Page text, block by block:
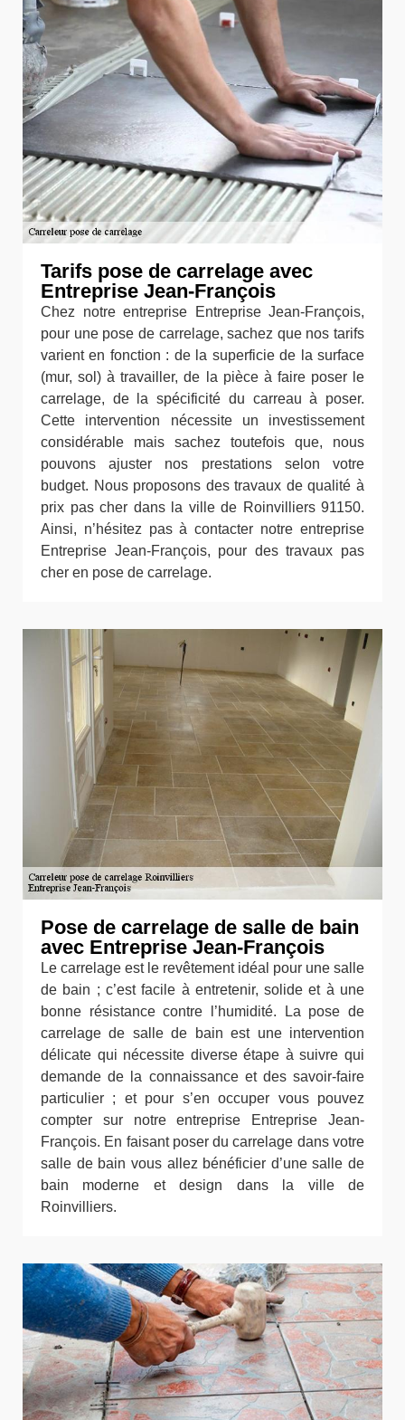
Tarifs pose de carrelage avec
Entreprise Jean-François
Chez notre entreprise Entreprise Jean-François,
pour une pose de carrelage, sachez que nos tarifs
varient en fonction : de la superficie de la surface
(mur, sol) à travailler, de la pièce à faire poser le
carrelage, de la spécificité du carreau à poser.
Cette intervention nécessite un investissement
considérable mais sachez toutefois que, nous
pouvons ajuster nos prestations selon votre
budget. Nous proposons des travaux de qualité à
prix pas cher dans la ville de Roinvilliers 91150.
Ainsi, n’hésitez pas à contacter notre entreprise
Entreprise Jean-François, pour des travaux pas
cher en pose de carrelage.
Pose de carrelage de salle de bain
avec Entreprise Jean-François
Le carrelage est le revêtement idéal pour une salle
de bain ; c’est facile à entretenir, solide et à une
bonne résistance contre l’humidité. La pose de
carrelage de salle de bain est une intervention
délicate qui nécessite diverse étape à suivre qui
demande de la connaissance et des savoir-faire
particulier ; et pour s’en occuper vous pouvez
compter sur notre entreprise Entreprise Jean-
François. En faisant poser du carrelage dans votre
salle de bain vous allez bénéficier d’une salle de
bain moderne et design dans la ville de
Roinvilliers.